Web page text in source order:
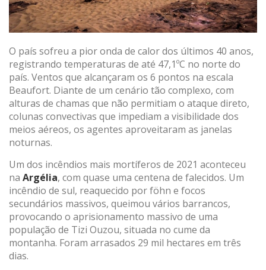
O país sofreu a pior onda de calor dos últimos 40 anos,
registrando temperaturas de até 47,1ºC no norte do
país. Ventos que alcançaram os 6 pontos na escala
Beaufort. Diante de um cenário tão complexo, com
alturas de chamas que não permitiam o ataque direto,
colunas convectivas que impediam a visibilidade dos
meios aéreos, os agentes aproveitaram as janelas
noturnas.
Um dos incêndios mais mortíferos de 2021 aconteceu
na Argélia, com quase uma centena de falecidos. Um
incêndio de sul, reaquecido por föhn e focos
secundários massivos, queimou vários barrancos,
provocando o aprisionamento massivo de uma
população de Tizi Ouzou, situada no cume da
montanha. Foram arrasados 29 mil hectares em três
dias.